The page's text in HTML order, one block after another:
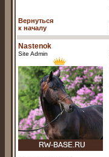
Вернуться
к началу
Nastenok
Site Admin